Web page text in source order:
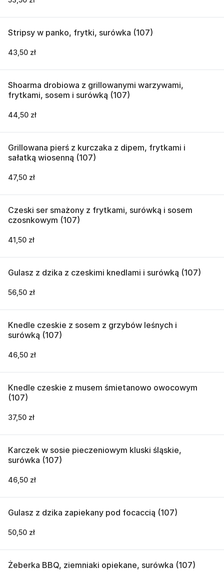
Stripsy w panko, frytki, surówka (107)
43,50 zł
Shoarma drobiowa z grillowanymi warzywami,
frytkami, sosem i surówką (107)
44,50 zł
Grillowana pierś z kurczaka z dipem, frytkami i
sałatką wiosenną (107)
47,50 zł
Czeski ser smażony z frytkami, surówką i sosem
czosnkowym (107)
41,50 zł
Gulasz z dzika z czeskimi knedlami i surówką (107)
56,50 zł
Knedle czeskie z sosem z grzybów leśnych i
surówką (107)
46,50 zł
Knedle czeskie z musem śmietanowo owocowym
(107)
37,50 zł
Karczek w sosie pieczeniowym kluski śląskie,
surówka (107)
46,50 zł
Gulasz z dzika zapiekany pod focaccią (107)
50,50 zł
Żeberka BBQ, ziemniaki opiekane, surówka (107)